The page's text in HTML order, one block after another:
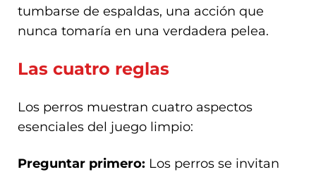
tumbarse de espaldas, una acción que
nunca tomaría en una verdadera pelea.
Las cuatro reglas
Los perros muestran cuatro aspectos
esenciales del juego limpio:
Preguntar primero: Los perros se invitan